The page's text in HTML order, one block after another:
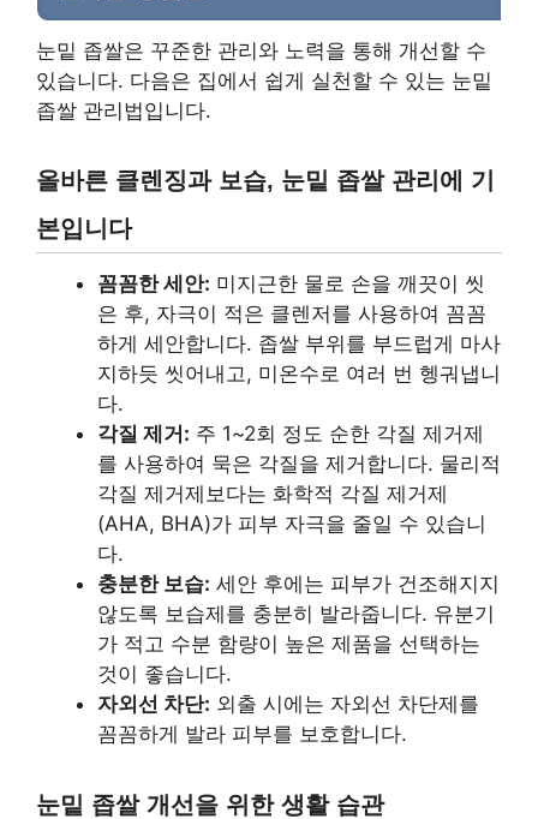
눈밑 좁쌀은 꾸준한 관리와 노력을 통해 개선할 수
있습니다. 다음은 집에서 쉽게 실천할 수 있는 눈밑
좁쌀 관리법입니다.
올바른 클렌징과 보습, 눈밑 좁쌀 관리에 기
본입니다
꼼꼼한 세안: 미지근한 물로 손을 깨끗이 씻
은 후, 자극이 적은 클렌저를 사용하여 꼼꼼
하게 세안합니다. 좁쌀 부위를 부드럽게 마사
지하듯 씻어내고, 미온수로 여러 번 헹궈냅니
다.
각질 제거: 주 1~2회 정도 순한 각질 제거제
를 사용하여 묵은 각질을 제거합니다. 물리적
각질 제거제보다는 화학적 각질 제거제
(AHA, BHA)가 피부 자극을 줄일 수 있습니
다.
충분한 보습: 세안 후에는 피부가 건조해지지
않도록 보습제를 충분히 발라줍니다. 유분기
가 적고 수분 함량이 높은 제품을 선택하는
것이 좋습니다.
자외선 차단: 외출 시에는 자외선 차단제를
꼼꼼하게 발라 피부를 보호합니다.
눈밑 좁쌀 개선을 위한 생활 습관